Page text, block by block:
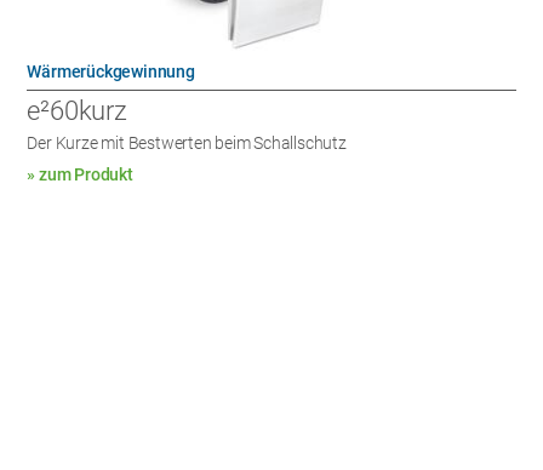
Wärmerückgewinnung
e²60kurz
Der Kurze mit Bestwerten beim Schallschutz
» zum Produkt